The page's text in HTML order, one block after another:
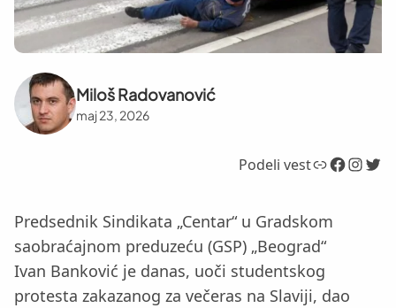
Miloš Radovanović
maj 23, 2026
Podeli vestLink Facebook InstagramTwitter
Predsednik Sindikata „Centar“ u Gradskom
saobraćajnom preduzeću (GSP) „Beograd“
Ivan Banković je danas, uoči studentskog
protesta zakazanog za večeras na Slaviji, dao